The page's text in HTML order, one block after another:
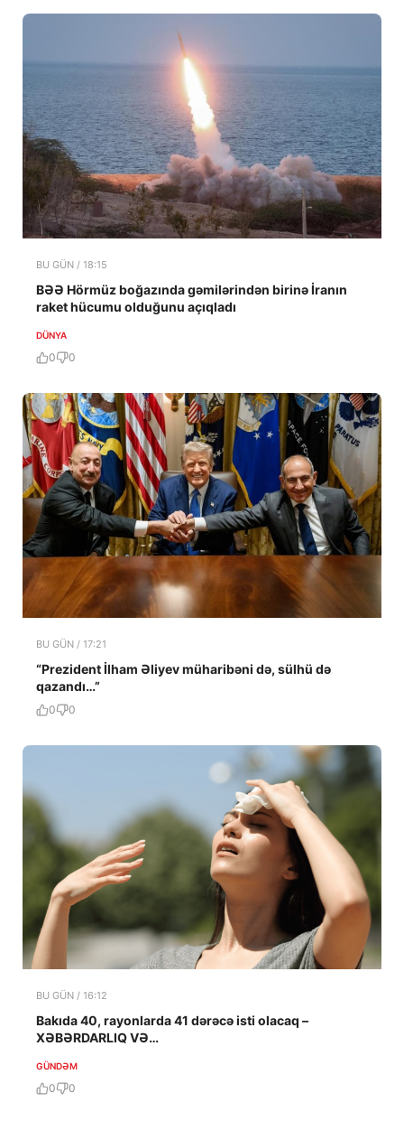
BU GÜN / 18:15
BƏƏ Hörmüz boğazında gəmilərindən birinə İranın
raket hücumu olduğunu açıqladı
DÜNYA
0 0
BU GÜN / 17:21
“Prezident İlham Əliyev müharibəni də, sülhü də
qazandı…”
0 0
BU GÜN / 16:12
Bakıda 40, rayonlarda 41 dərəcə isti olacaq –
XƏBƏRDARLIQ VƏ…
GÜNDƏM
0 0